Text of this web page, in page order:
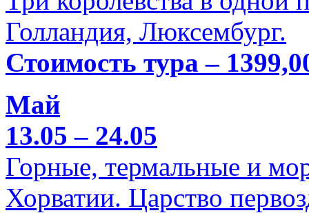
Голландия, Люксембург.
Стоимость тура –
Май
13.05 – 24.05
Горные, термальные и
Хорватии. Царство